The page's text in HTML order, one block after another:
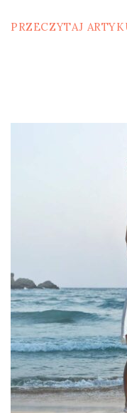
PRZECZYTAJ